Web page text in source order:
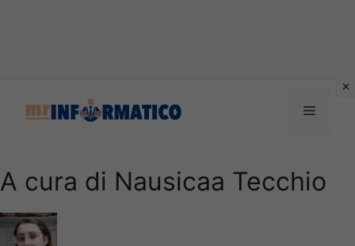
Menu
A cura di Nausicaa Tecchio